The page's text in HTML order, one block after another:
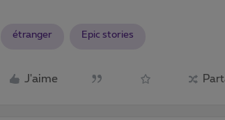
étranger Epic stories
J'aime